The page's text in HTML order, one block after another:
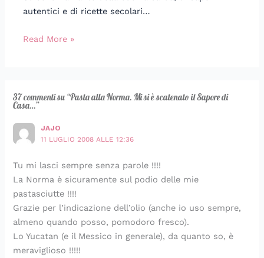
autentici e di ricette secolari…
Read More »
37 commenti su “Pasta alla Norma. Mi si è scatenato il Sapore di
Casa…”
JAJO
11 LUGLIO 2008 ALLE 12:36
Tu mi lasci sempre senza parole !!!!
La Norma è sicuramente sul podio delle mie
pastasciutte !!!!
Grazie per l’indicazione dell’olio (anche io uso sempre,
almeno quando posso, pomodoro fresco).
Lo Yucatan (e il Messico in generale), da quanto so, è
meraviglioso !!!!!